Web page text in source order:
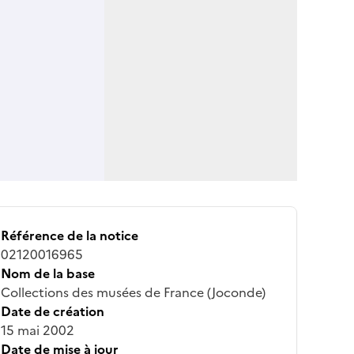
Référence de la notice
02120016965
Nom de la base
Collections des musées de France (Joconde)
Date de création
15 mai 2002
Date de mise à jour